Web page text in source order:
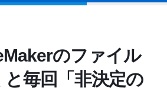
のファイル
と毎回「非決定の